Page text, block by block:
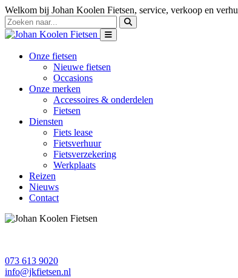
Welkom bij Johan Koolen Fietsen, service, verkoop en
Onze fietsen
Nieuwe fietsen
Occasions
Onze merken
Accessoires & onderdelen
Fietsen
Diensten
Fiets lease
Fietsverhuur
Fietsverzekering
Werkplaats
Reizen
Nieuws
Contact
073 613 9020
info@jkfietsen.nl